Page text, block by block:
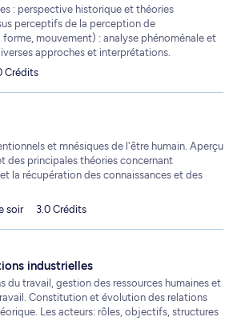
: perspective historique et théories
perceptifs de la perception de
mouvement) : analyse phénoménale et
approches et interprétations.
Crédits
et mnésiques de l'être humain. Aperçu
des principales théories concernant
la récupération des connaissances et des
soir
3.0 Crédits
industrielles
du travail, gestion des ressources humaines et
Constitution et évolution des relations
Les acteurs: rôles, objectifs, structures